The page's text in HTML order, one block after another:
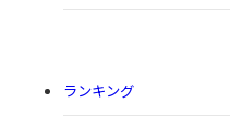
ランキング